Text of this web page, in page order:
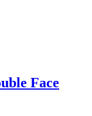
Face